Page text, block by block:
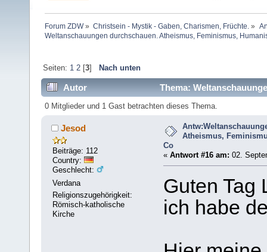
Forum ZDW» Christsein - Mystik - Gaben, Charismen, Früchte. »
Weltanschauungen durchschauen. Atheismus, Feminismus,
Seiten: 1 2[3] Nach unten
Autor
Thema:
(Gelesen 33807 mal)
0 Mitglieder und 1 Gast betrachten dieses Thema.
Jesod
Beiträge: 112
Country:
Geschlecht:
Verdana
Religionszugehörigkeit:
Römisch-katholische
Kirche
Atheismus,
Co
« Antwort #16 am: 02.
Guten Tag
ich habe